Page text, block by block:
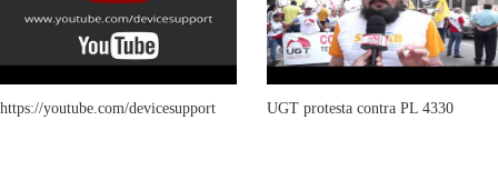
https://youtube.com/devicesupport UGT protesta contra PL 4330